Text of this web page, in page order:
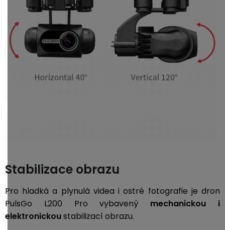
Stabilizace obrazu
Pro hladká a plynulá videa i ostré fotografie je dron
PulsGo L200 Pro vybavený mechanickou i
elektronickoustabilizací obrazu.